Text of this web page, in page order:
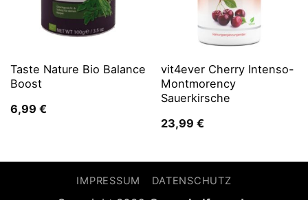
Taste Nature Bio Balance
Boost
6,99 €
vit4ever Cherry Intenso-
Montmorency
Sauerkirsche
23,99 €
IMPRESSUM DATENSCHUTZ